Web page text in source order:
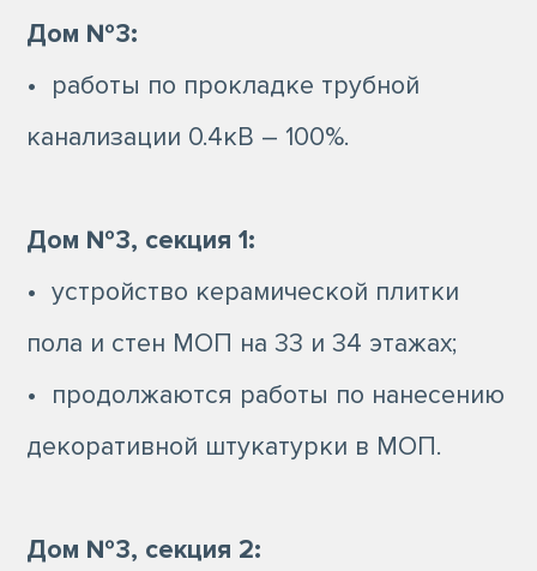
Дом №3:
• работы по прокладке трубной
канализации 0.4кВ – 100%.
Дом №3, секция 1:
• устройство керамической плитки
пола и стен МОП на 33 и 34 этажах;
• продолжаются работы по нанесению
декоративной штукатурки в МОП.
Дом №3, секция 2: